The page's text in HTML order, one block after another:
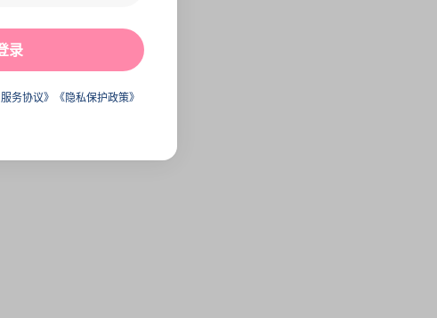
录
务协议》 《隐私保护政策》